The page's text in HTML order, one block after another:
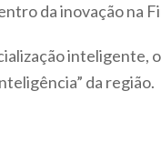
da inovação na
inteligente,
da região.